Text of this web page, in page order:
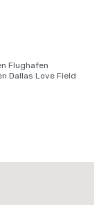
Flughafen
Dallas Love Field